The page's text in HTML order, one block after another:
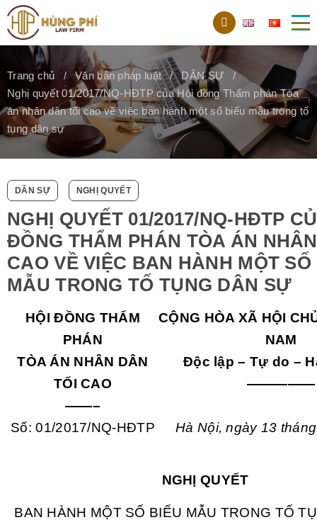
Trang chủ Văn bản pháp luật
DÂN SỰ
Nghị quyết 01/2017/NQ-HĐTP của Hội đồng Thẩm phán Tòa
án nhân dân tối cao về việc ban hành một số biểu mẫu trong tố
tụng dân sự
DÂN SỰ NGHỊ QUYẾT
NGHỊ QUYẾT 01/2017/NQ-HĐTP
ĐỒNG THẨM PHÁN TÒA ÁN
CAO VỀ VIỆC BAN HÀNH MỘT SỐ
MẪU TRONG TỐ TỤNG DÂN SỰ
HỘI ĐỒNG THẨM
PHÁN
TÒA ÁN NHÂN DÂN
TỐI CAO
——–
CỘNG HÒA XÃ HỘI
NAM
Độc lập – Tự do –
—————
Số: 01/2017/NQ-HĐTP Hà Nội, ngày 13
NGHỊ QUYẾT
BAN HÀNH MỘT SỐ BIỂU MẪU TRONG TỐ